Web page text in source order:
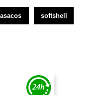
softshell